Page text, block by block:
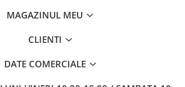
MAGAZINUL MEU
CLIENTI
DATE COMERCIALE